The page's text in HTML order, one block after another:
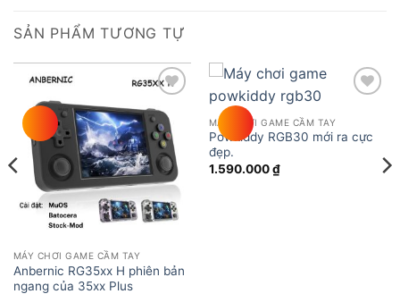
SẢN PHẨM TƯƠNG TỰ
Add to
wishlist
MÁY CHƠI GAME CẦM TAY
Anbernic RG35xx H phiên bản
ngang của 35xx Plus
MÁY CHƠI GAME CẦM TAY
Powkiddy RGB30 mới ra cực
đẹp.
1.590.000₫